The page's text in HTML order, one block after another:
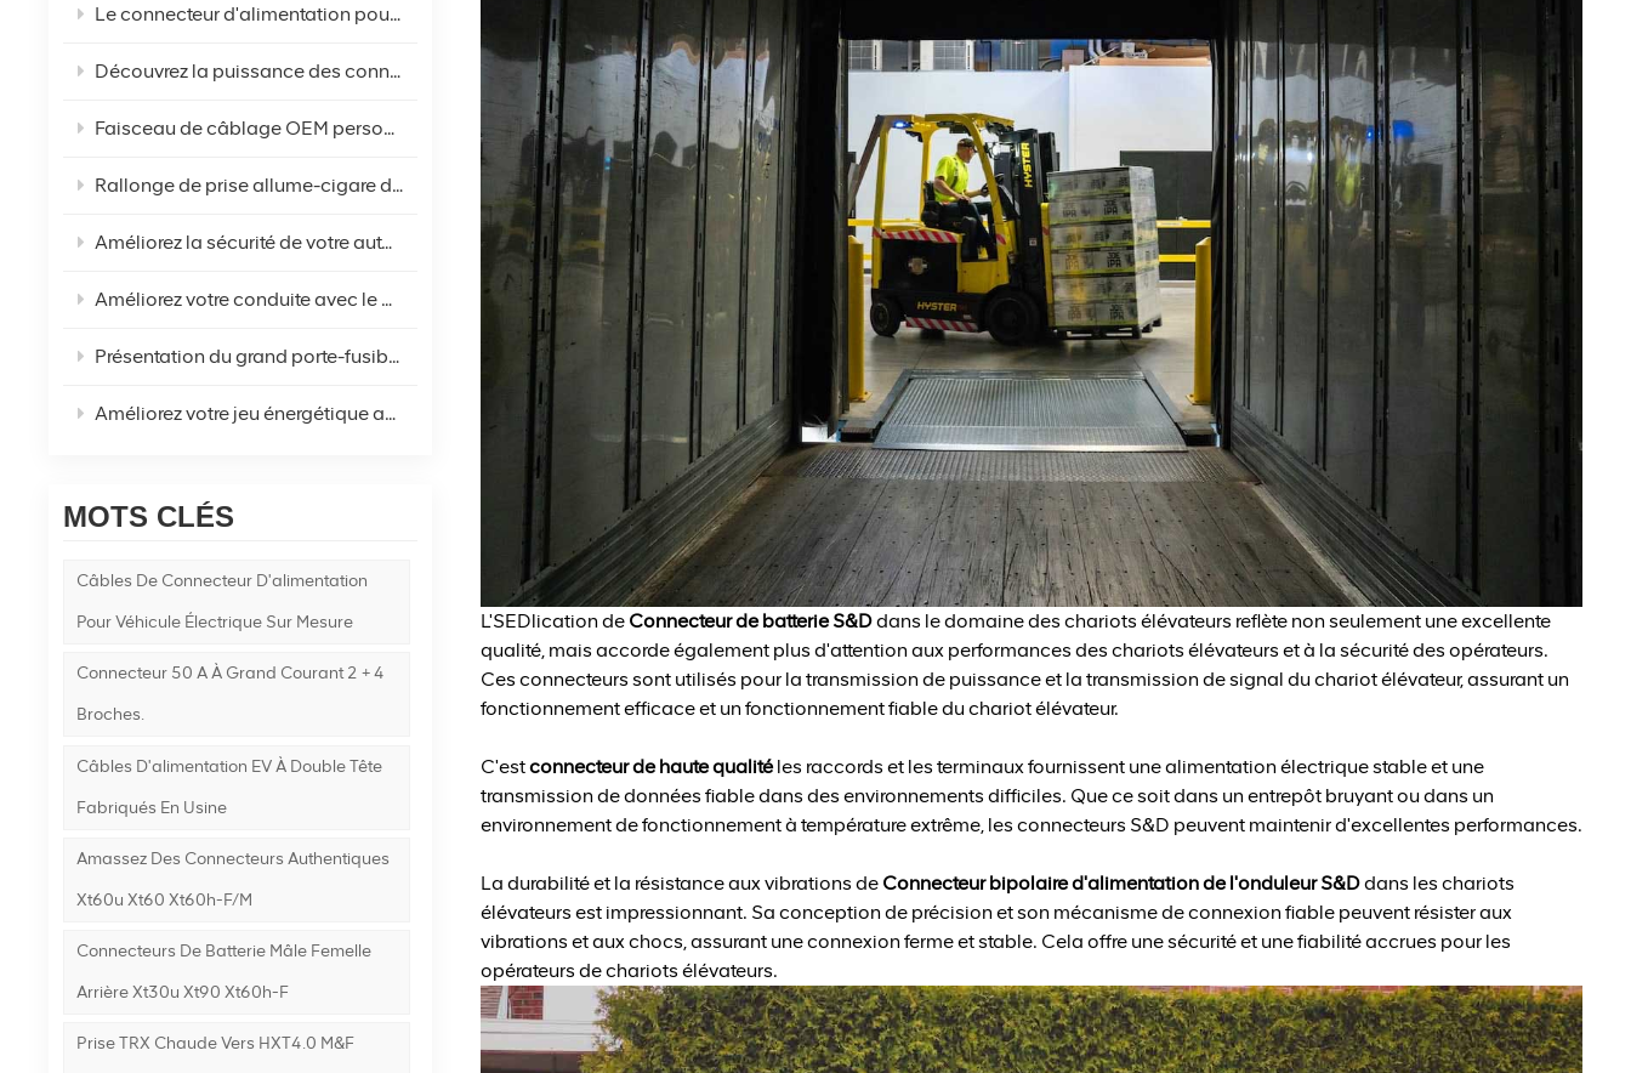
Le connecteur d'alimentation pour véhicule électrique à courant élevé à 2 + 4 broches est-il la solution optimale pour vos besoins en alimentation électrique ?
Découvrez la puissance des connecteurs Amass authentiques XT60U XT60 XT60H-F/M
Faisceau de câblage OEM personnalisé, câble de chargement pour réfrigérateur de voiture à deux trous !
Rallonge de prise allume-cigare de voiture haute puissance personnalisée en usine pour réfrigérateur - Votre solution d'alimentation CC ultime
Améliorez la sécurité de votre automobile avec le faisceau de câblage du porte-fusible à lame étanche moyen
Améliorez votre conduite avec le porte-fusible automobile à boulonner !
Présentation du grand porte-fusible plat à boulonner à courant élevé : l'avenir de la sécurité électrique
Améliorez votre jeu énergétique avec le fil rouge et noir 14 AWG New Energy To Type O !
MOTS CLÉS
Câbles De Connecteur D'alimentation
Pour Véhicule Électrique Sur Mesure
Connecteur 50 A À Grand Courant 2 + 4
Broches.
Câbles D'alimentation EV À Double Tête
Fabriqués En Usine
Amassez Des Connecteurs Authentiques
Xt60u Xt60 Xt60h-F/m
Connecteurs De Batterie Mâle Femelle
Arrière Xt30u Xt90 Xt60h-F
Prise TRX Chaude Vers HXT4.0 M&F
L'SEDlication de Connecteur de batterie S&Ddans le domaine des chariots élévateurs reflète non seulement une excellente
qualité, mais accorde également plus d'attention aux performances des chariots élévateurs et à la sécurité des opérateurs.
Ces connecteurs sont utilisés pour la transmission de puissance et la transmission de signal du chariot élévateur, assurant un
fonctionnement efficace et un fonctionnement fiable du chariot élévateur.
C'estconnecteur de haute qualitéles raccords et les terminaux fournissent une alimentation électrique stable et une
transmission de données fiable dans des environnements difficiles. Que ce soit dans un entrepôt bruyant ou dans un
environnement de fonctionnement à température extrême, les connecteurs S&D peuvent maintenir d'excellentes performances.
La durabilité et la résistance aux vibrations de Connecteur bipolaire d'alimentation de l'onduleur S&Ddans les chariots
élévateurs est impressionnant. Sa conception de précision et son mécanisme de connexion fiable peuvent résister aux
vibrations et aux chocs, assurant une connexion ferme et stable. Cela offre une sécurité et une fiabilité accrues pour les
opérateurs de chariots élévateurs.